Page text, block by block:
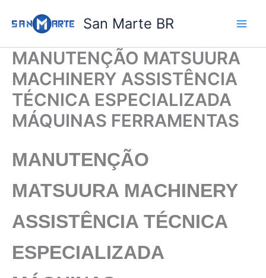
para
conteúdo
San Marte BR
MANUTENÇÃO MATSUURA
MACHINERY ASSISTÊNCIA
TÉCNICA ESPECIALIZADA
MÁQUINAS FERRAMENTAS
MANUTENÇÃO
MATSUURA MACHINERY
ASSISTÊNCIA TÉCNICA
ESPECIALIZADA